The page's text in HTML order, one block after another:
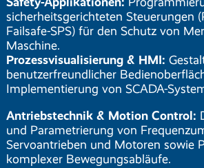
sicherheitsgerichteten Steuerungen
Failsafe-SPS) für den Schutz von
Maschine.
Prozessvisualisierung & HMI:
benutzerfreundlicher
Implementierung von SCADA-
Antriebstechnik & Motion Control:
und Parametrierung von
Servoantrieben und Motoren sowie
komplexer Bewegungsabläufe.